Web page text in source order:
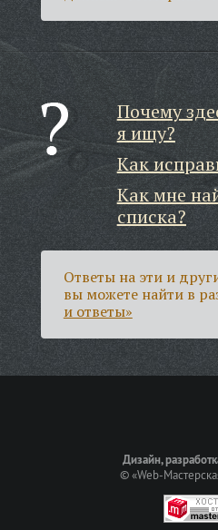
Почему
я ищу?
Как
Как мне
списка?
Ответы на эти и
вы можете найти в
и ответы»
Дизайн,
©«Web-